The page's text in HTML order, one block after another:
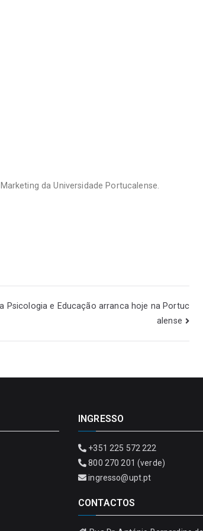
da Universidade Portucalense.
Psicologia e Educação arranca hoje na Portuc
alense
INGRESSO
+351 225 572 222
800 270 201 (verde)
ingresso@upt.pt
CONTACTOS